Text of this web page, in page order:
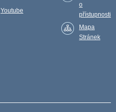
Youtube
o
přístupnosti
Mapa
Stránek